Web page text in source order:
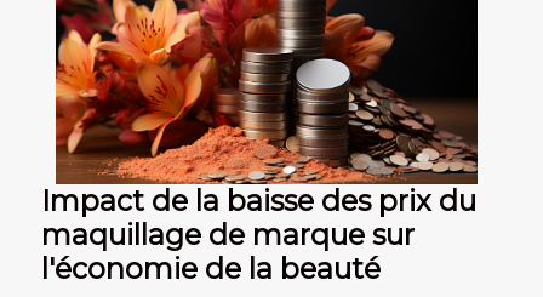
Impact de la baisse des prix du
maquillage de marque sur
l'économie de la beauté